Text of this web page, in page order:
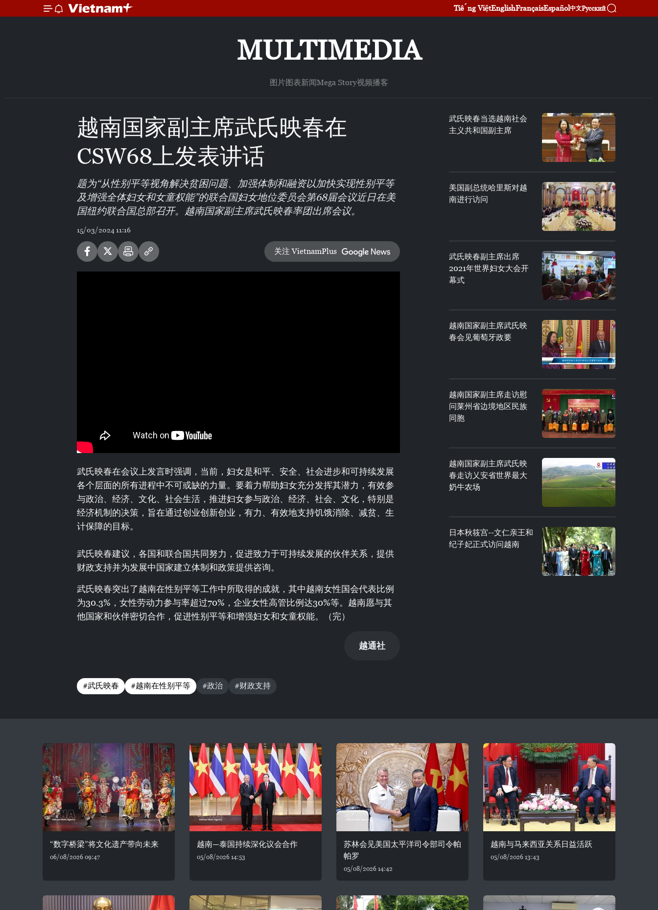
Tiếng ViệtEnglishFrançaisEspañol中文Русский
MULTIMEDIA
图片图表新闻Mega Story视频播客
越南国家副主席武氏映春在
CSW68上发表讲话
题为“从性别平等视角解决贫困问题、加强体制和融资以加快实现性别平等
及增强全体妇女和女童权能”的联合国妇女地位委员会第68届会议近日在美
国纽约联合国总部召开。越南国家副主席武氏映春率团出席会议。
15/03/2024 11:16
关注 VietnamPlus
武氏映春在会议上发言时强调，当前，妇女是和平、安全、社会进步和可持续发展
各个层面的所有进程中不可或缺的力量。要着力帮助妇女充分发挥其潜力，有效参
与政治、经济、文化、社会生活，推进妇女参与政治、经济、社会、文化，特别是
经济机制的决策，旨在通过创业创新创业，有力、有效地支持饥饿消除、减贫、生
计保障的目标。
武氏映春建议，各国和联合国共同努力，促进致力于可持续发展的伙伴关系，提供
财政支持并为发展中国家建立体制和政策提供咨询。
武氏映春突出了越南在性别平等工作中所取得的成就，其中越南女性国会代表比例
为30.3%，女性劳动力参与率超过70%，企业女性高管比例达30%等。越南愿与其
他国家和伙伴密切合作，促进性别平等和增强妇女和女童权能。（完）
越通社
#武氏映春 #越南在性别平等 #政治 #财政支持
武氏映春当选越南社会
主义共和国副主席
美国副总统哈里斯对越
南进行访问
武氏映春副主席出席
2021年世界妇女大会开
幕式
越南国家副主席武氏映
春会见葡萄牙政要
越南国家副主席走访慰
问莱州省边境地区民族
同胞
越南国家副主席武氏映
春走访乂安省世界最大
奶牛农场
日本秋筱宫--文仁亲王和
纪子妃正式访问越南
“数字桥梁”将文化遗产带向未来
06/08/2026 09:47
越南—泰国持续深化议会合作
05/08/2026 14:53
苏林会见美国太平洋司令部司令帕
帕罗
05/08/2026 14:42
越南与马来西亚关系日益活跃
05/08/2026 13:43